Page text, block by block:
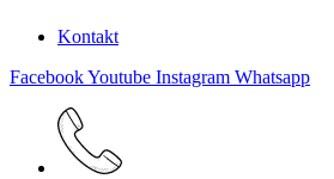
Kontakt
FacebookYoutube Instagram Whatsapp